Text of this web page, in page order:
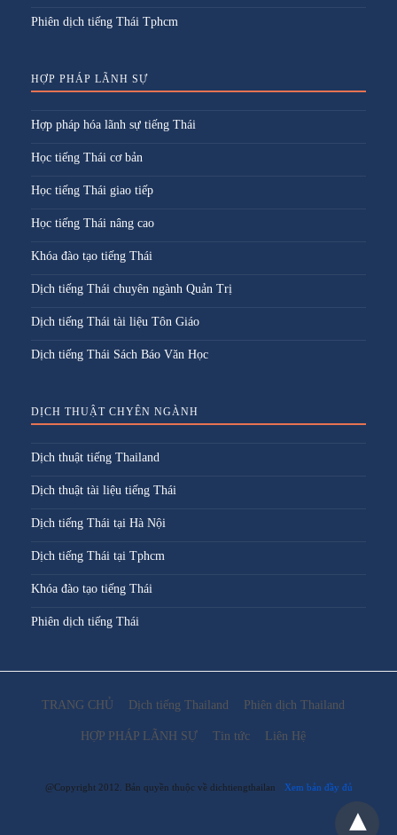
Phiên dịch tiếng Thái Tphcm
HỢP PHÁP LÃNH SỰ
Hợp pháp hóa lãnh sự tiếng Thái
Học tiếng Thái cơ bản
Học tiếng Thái giao tiếp
Học tiếng Thái nâng cao
Khóa đào tạo tiếng Thái
Dịch tiếng Thái chuyên ngành Quản Trị
Dịch tiếng Thái tài liệu Tôn Giáo
Dịch tiếng Thái Sách Báo Văn Học
DỊCH THUẬT CHYÊN NGÀNH
Dịch thuật tiếng Thailand
Dịch thuật tài liệu tiếng Thái
Dịch tiếng Thái tại Hà Nội
Dịch tiếng Thái tại Tphcm
Khóa đào tạo tiếng Thái
Phiên dịch tiếng Thái
TRANG CHỦ Dịch tiếng Thailand Phiên dịch Thailand
HỢP PHÁP LÃNH SỰ Tin tức Liên Hệ
@Copyright 2012. Bản quyền thuộc về dichtiengthailan Xem bản đầy đủ